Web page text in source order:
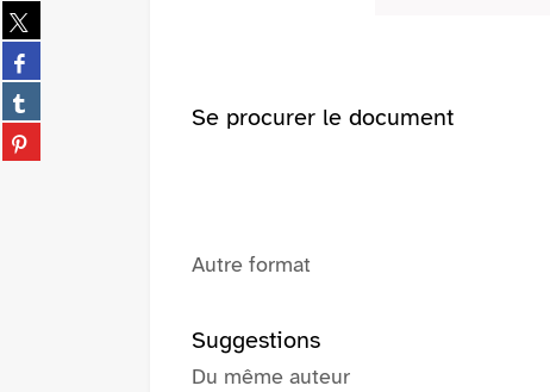
Partager
sur
twitter
(Nouvelle
fenêtre)
Partager
sur
facebook
(Nouvelle
fenêtre)
Partager
sur
tumblr
Partager
sur
Se procurer le document
Autre format
Suggestions
Du même auteur